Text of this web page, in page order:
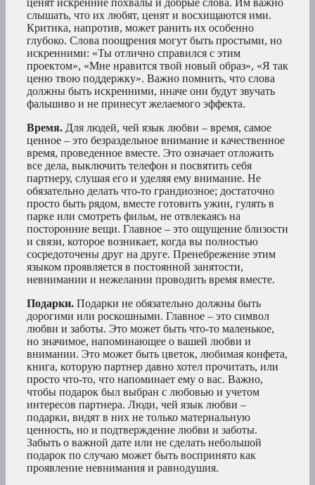
ценят искренние похвалы и добрые слова. Им важно
слышать, что их любят, ценят и восхищаются ими.
Критика, напротив, может ранить их особенно
глубоко. Слова поощрения могут быть простыми, но
искренними: «Ты отлично справился с этим
проектом», «Мне нравится твой новый образ», «Я так
ценю твою поддержку». Важно помнить, что слова
должны быть искренними, иначе они будут звучать
фальшиво и не принесут желаемого эффекта.
Время. Для людей, чей язык любви – время, самое
ценное – это безраздельное внимание и качественное
время, проведенное вместе. Это означает отложить
все дела, выключить телефон и посвятить себя
партнеру, слушая его и уделяя ему внимание. Не
обязательно делать что-то грандиозное; достаточно
просто быть рядом, вместе готовить ужин, гулять в
парке или смотреть фильм, не отвлекаясь на
посторонние вещи. Главное – это ощущение близости
и связи, которое возникает, когда вы полностью
сосредоточены друг на друге. Пренебрежение этим
языком проявляется в постоянной занятости,
невнимании и нежелании проводить время вместе.
Подарки. Подарки не обязательно должны быть
дорогими или роскошными. Главное – это символ
любви и заботы. Это может быть что-то маленькое,
но значимое, напоминающее о вашей любви и
внимании. Это может быть цветок, любимая конфета,
книга, которую партнер давно хотел прочитать, или
просто что-то, что напоминает ему о вас. Важно,
чтобы подарок был выбран с любовью и учетом
интересов партнера. Люди, чей язык любви –
подарки, видят в них не только материальную
ценность, но и подтверждение любви и заботы.
Забыть о важной дате или не сделать небольшой
подарок по случаю может быть воспринято как
проявление невнимания и равнодушия.